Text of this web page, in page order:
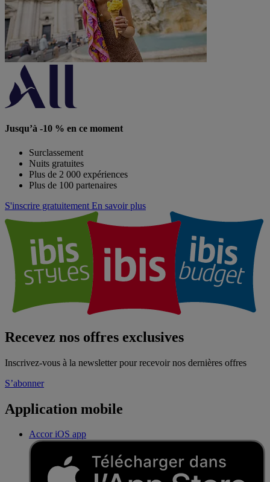
Jusqu’à -10 % en ce moment
Surclassement
Nuits gratuites
Plus de 2 000 expériences
Plus de 100 partenaires
S'inscrire gratuitement En savoir plus
Recevez nos offres exclusives
Inscrivez-vous à la newsletter pour recevoir nos dernières offres
S’abonner
Application mobile
Accor iOS app